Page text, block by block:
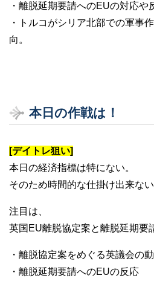
・離脱延期要請へのEUの対応や
・トルコがシリア北部での軍事
向。
本日の作戦は！
[デイトレ狙い]
本日の経済指標は特にない。
そのため時間的な仕掛け出来ない
注目は、
英国EU離脱協定案と離脱延期要
・離脱協定案をめぐる英議会の
・離脱延期要請へのEUの反応